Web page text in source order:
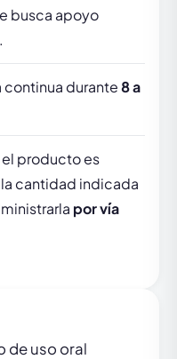
busca apoyo
continua durante8 a
el producto es
cantidad indicada
por vía
de uso oral